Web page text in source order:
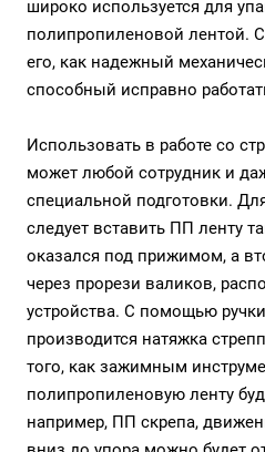
широко используется для
полипропиленовой лентой.
его, как надежный
способный исправно
Использовать в работе со
может любой сотрудник и
специальной подготовки.
следует вставить ПП ленту
оказался под прижимом, а
через прорези валиков,
устройства. С помощью
производится натяжка
того, как зажимным
полипропиленовую ленту
например, ПП скрепа,